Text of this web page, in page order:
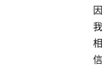
因
我
相
信